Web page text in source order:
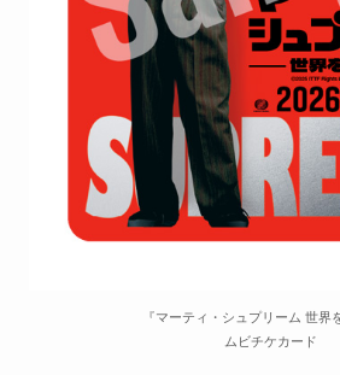
『マーティ・シュプリーム 世界
ムビチケカード